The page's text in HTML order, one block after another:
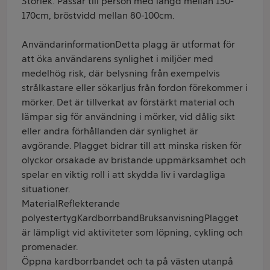
170cm, bröstvidd mellan 80-100cm.
AnvändarinformationDetta plagg är utformat för
att öka användarens synlighet i miljöer med
medelhög risk, där belysning från exempelvis
strålkastare eller sökarljus från fordon förekommer i
mörker. Det är tillverkat av förstärkt material och
lämpar sig för användning i mörker, vid dålig sikt
eller andra förhållanden där synlighet är
avgörande. Plagget bidrar till att minska risken för
olyckor orsakade av bristande uppmärksamhet och
spelar en viktig roll i att skydda liv i vardagliga
situationer.
MaterialReflekterande
polyestertygKardborrbandBruksanvisningPlagget
är lämpligt vid aktiviteter som löpning, cykling och
promenader.
Öppna kardborrbandet och ta på västen utanpå